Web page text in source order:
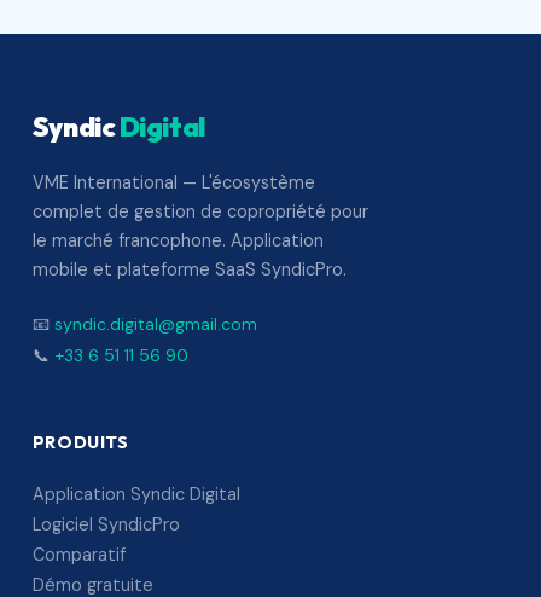
SyndicDigital
VME International — L'écosystème
complet de gestion de copropriété pour
le marché francophone. Application
mobile et plateforme SaaS SyndicPro.
📧 syndic.digital@gmail.com
📞 +33 6 51 11 56 90
PRODUITS
Application Syndic Digital
Logiciel SyndicPro
Comparatif
Démo gratuite